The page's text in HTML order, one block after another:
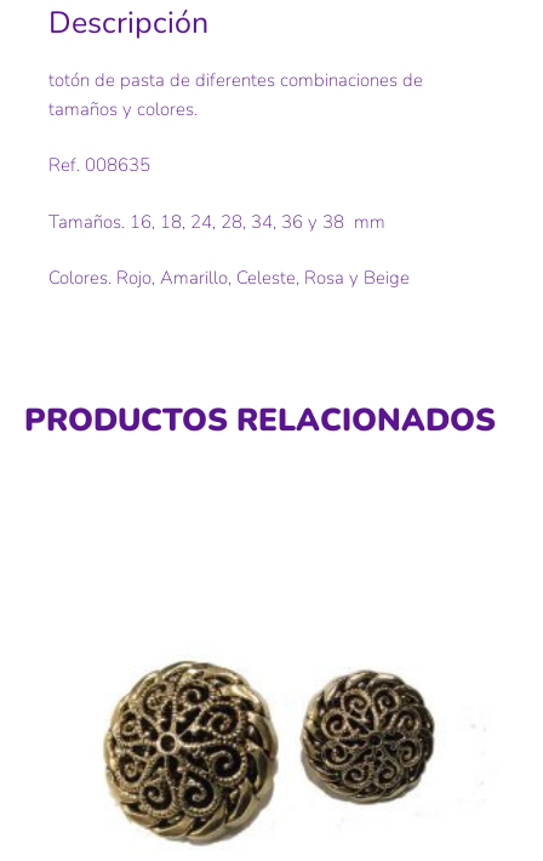
Descripción
totón de pasta de diferentes combinaciones de
tamaños y colores.
Ref. 008635
Tamaños. 16, 18, 24, 28, 34, 36 y 38 mm
Colores. Rojo, Amarillo, Celeste, Rosa y Beige
PRODUCTOS RELACIONADOS